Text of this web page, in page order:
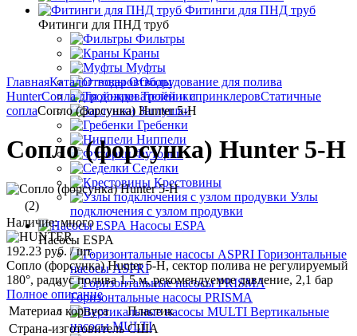
Фитинги для ПНД труб
Фитинги для ПНД труб
Фильтры
Краны
Муфты
Отводы
Тройники
Заглушки
Гребенки
Ниппели
Футорки
Седелки
Крестовины
Узлы
подключения с узлом продувки
Насосы ESPA
Насосы ESPA
Горизонтальные
насосы ASPRI
Горизонтальные насосы PRISMA
Вертикальные
насосы MULTI
ГлавнаяКаталог товаровОборудование для полива
HunterСопла для дождевателей и спринклеровСтатичные
соплаСопло (форсунка) Hunter 5-Н
Сопло (форсунка) Hunter 5-Н
(2)
Наличие: много
192.23 руб. / шт.
Сопло (форсунка) Hunter 5-H, сектор полива не регулируемый
180°, радиус полива 1,5 м, рекомендуемое давление, 2,1 бар
Полное описание
Материал корпуса
Пластик
Страна-изготовитель США